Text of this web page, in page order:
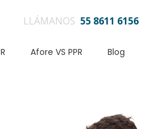
LLÁMANOS 55 8611 6156
Afore VS PPR Blog